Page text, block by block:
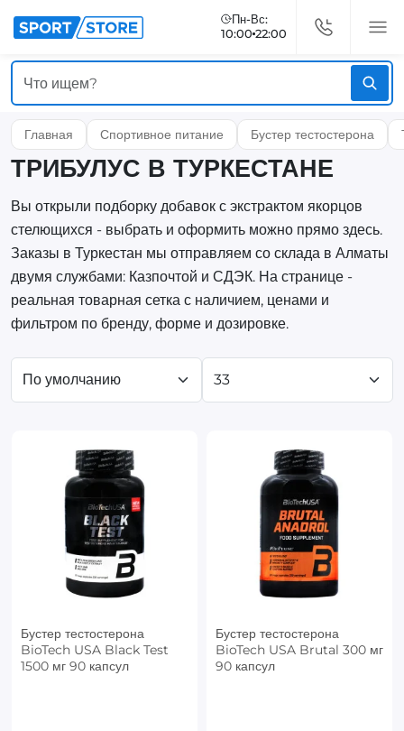
Пн-Вс:
10:00 22:00
Главная Спортивное питание Бустер тестостерона
ТРИБУЛУС В ТУРКЕСТАНЕ
Вы открыли подборку добавок с экстрактом якорцов
стелющихся - выбрать и оформить можно прямо здесь.
Заказы в Туркестан мы отправляем со склада в Алматы
двумя службами: Казпочтой и СДЭК. На странице -
реальная товарная сетка с наличием, ценами и
фильтром по бренду, форме и дозировке.
Бустер тестостерона
BioTech USA Black Test
1500 мг 90 капсул
Бустер тестостерона
BioTech USA Brutal 300 мг
90 капсул